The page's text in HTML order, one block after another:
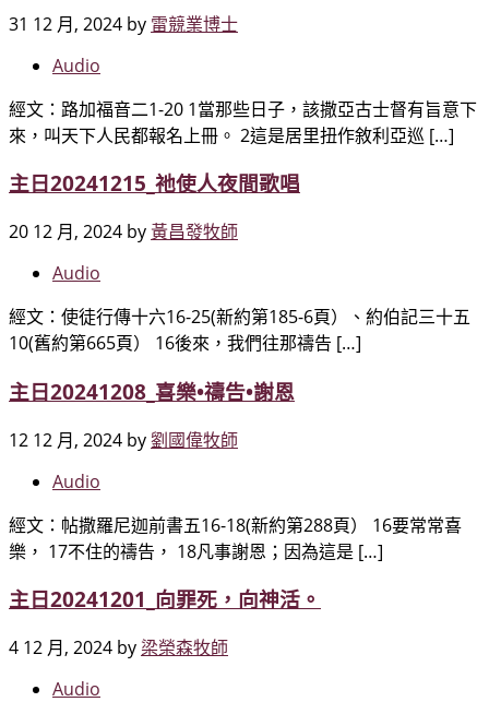
31 12 月, 2024 by 雷競業博士
Audio
經文：路加福音二1-20 1當那些日子，該撒亞古士督有旨意下
來，叫天下人民都報名上冊。 2這是居里扭作敘利亞巡 […]
主日20241215_祂使人夜間歌唱
20 12 月, 2024 by 黃昌發牧師
Audio
經文：使徒行傳十六16-25(新約第185-6頁）、約伯記三十五
10(舊約第665頁） 16後來，我們往那禱告 […]
主日20241208_喜樂•禱告•謝恩
12 12 月, 2024 by劉國偉牧師
Audio
經文：帖撒羅尼迦前書五16-18(新約第288頁） 16要常常喜
樂， 17不住的禱告， 18凡事謝恩；因為這是 […]
主日20241201_向罪死，向神活。
4 12 月, 2024 by 梁榮森牧師
Audio